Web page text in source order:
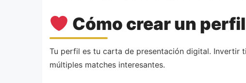
Cómo crear un
Tu perfil es tu carta de presentación digital. Invertir
múltiples matches interesantes.